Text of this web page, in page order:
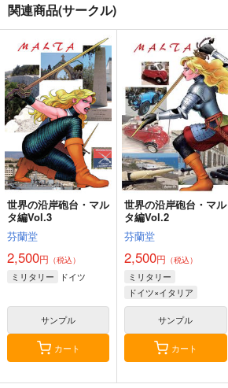
アネクドート大全 そ
の5
日本共産堂
880円（税込）
サンプル
カート
ナイチンゲール覚え
書 本当の彼女とそう
でない彼女
SPQR
1,430円（税込）
評論・研究
フロレンス・ナイチンゲール
サンプル
カート
関連商品(サークル)
世界の沿岸砲台・マル
タ編Vol.3
芬蘭堂
2,500円 （税込）
ミリタリー ドイツ
サンプル
カート
世界の沿岸砲台・マル
タ編Vol.2
芬蘭堂
2,500円 （税込）
ミリタリー
ドイツ×イタリア
サンプル
カート